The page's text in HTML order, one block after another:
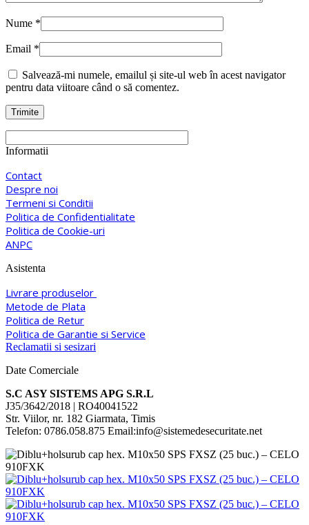
Nume *
Email *
Salvează-mi numele, emailul și site-ul web în acest navigator
pentru data viitoare când o să comentez.
Informatii
Contact
Despre noi
Termeni si Conditii
Politica de Confidentialitate
Politica de Cookie-uri
ANPC
Asistenta
Livrare produselor
Metode de Plata
Politica de Retur
Politica de Garantie si Service
Reclamatii si sesizari
Date Comerciale
S.C ASY SISTEMS APG S.R.L
J35/3642/2018 | RO40041522
Str. Viilor, nr. 182 Giarmata, Timis
Telefon: 0786.058.875 Email:info@sistemedesecuritate.net